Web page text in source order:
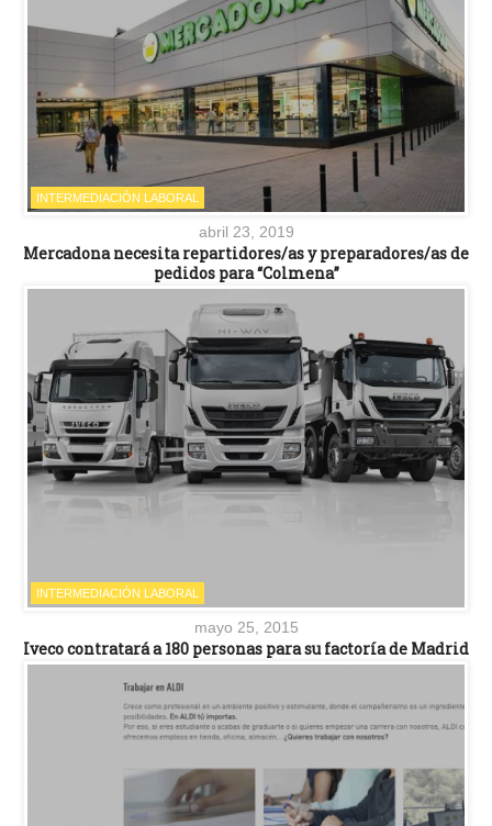
INTERMEDIACIÓN LABORAL
abril 23, 2019
Mercadona necesita repartidores/as y preparadores/as de
pedidos para “Colmena”
INTERMEDIACIÓN LABORAL
mayo 25, 2015
Iveco contratará a 180 personas para su factoría de Madrid